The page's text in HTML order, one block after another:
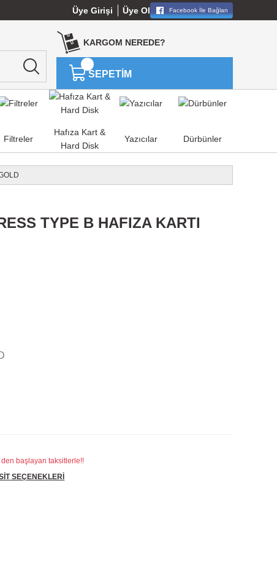
Üye Girişi Üye Ol Facebook İle Bağlan
KARGOM NEREDE?
SEPETİM
Filtreler
Hafıza Kart &
Hard Disk
Yazıcılar Dürbünler
TYPE B HAFIZA KARTI
başlayan taksitlerle!!
SEÇENEKLERİ